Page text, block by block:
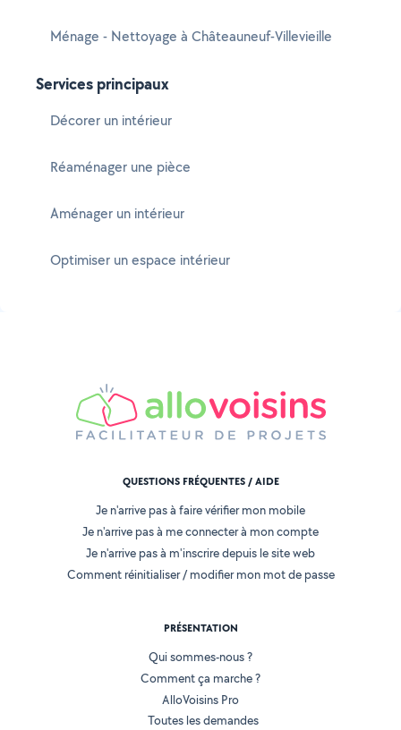
Ménage - Nettoyage à Châteauneuf-Villevieille
Services principaux
Décorer un intérieur
Réaménager une pièce
Aménager un intérieur
Optimiser un espace intérieur
QUESTIONS FRÉQUENTES / AIDE
Je n'arrive pas à faire vérifier mon mobile
Je n'arrive pas à me connecter à mon compte
Je n'arrive pas à m'inscrire depuis le site web
Comment réinitialiser / modifier mon mot de passe
PRÉSENTATION
Qui sommes-nous ?
Comment ça marche ?
AlloVoisins Pro
Toutes les demandes